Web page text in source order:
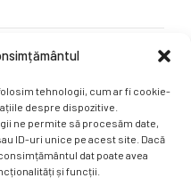
tehnologii, cum ar fi cookie-
despre dispozitive.
ne permite să procesăm date,
ID-uri unice pe acest site. Dacă
dat poate avea
și funcții.